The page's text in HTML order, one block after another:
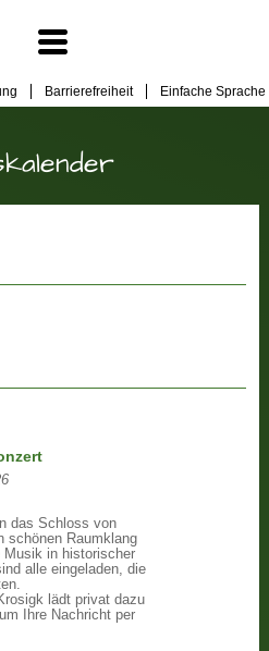
Barrierefreiheit Einfache Sprache
das Schloss von
schönen Raumklang
in historischer
alle eingeladen, die
lädt privat dazu
Ihre Nachricht per